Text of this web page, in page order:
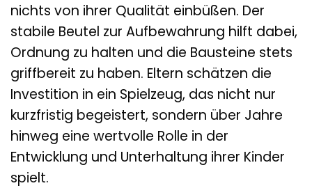
nichts von ihrer Qualität einbüßen. Der
stabile Beutel zur Aufbewahrung hilft dabei,
Ordnung zu halten und die Bausteine stets
griffbereit zu haben. Eltern schätzen die
Investition in ein Spielzeug, das nicht nur
kurzfristig begeistert, sondern über Jahre
hinweg eine wertvolle Rolle in der
Entwicklung und Unterhaltung ihrer Kinder
spielt.